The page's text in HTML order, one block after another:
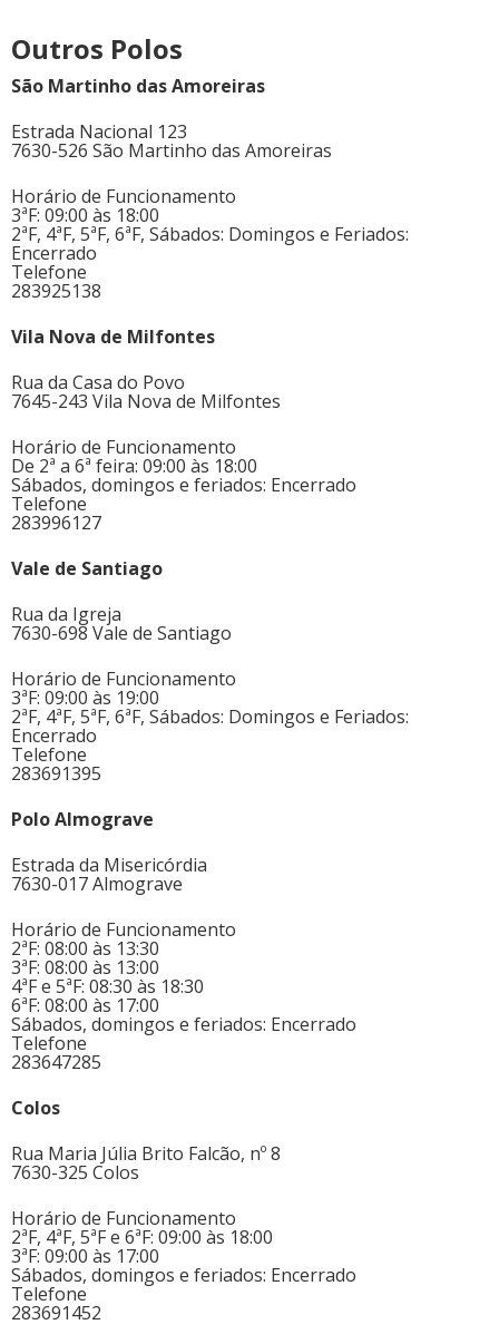
Outros Polos
São Martinho das Amoreiras
Estrada Nacional 123
7630-526 São Martinho das Amoreiras
Horário de Funcionamento
3ªF: 09:00 às 18:00
2ªF, 4ªF, 5ªF, 6ªF, Sábados: Domingos e Feriados:
Encerrado
Telefone
283925138
Vila Nova de Milfontes
Rua da Casa do Povo
7645-243 Vila Nova de Milfontes
Horário de Funcionamento
De 2ª a 6ª feira: 09:00 às 18:00
Sábados, domingos e feriados: Encerrado
Telefone
283996127
Vale de Santiago
Rua da Igreja
7630-698 Vale de Santiago
Horário de Funcionamento
3ªF: 09:00 às 19:00
2ªF, 4ªF, 5ªF, 6ªF, Sábados: Domingos e Feriados:
Encerrado
Telefone
283691395
Polo Almograve
Estrada da Misericórdia
7630-017 Almograve
Horário de Funcionamento
2ªF: 08:00 às 13:30
3ªF: 08:00 às 13:00
4ªF e 5ªF: 08:30 às 18:30
6ªF: 08:00 às 17:00
Sábados, domingos e feriados: Encerrado
Telefone
283647285
Colos
Rua Maria Júlia Brito Falcão, nº 8
7630-325 Colos
Horário de Funcionamento
2ªF, 4ªF, 5ªF e 6ªF: 09:00 às 18:00
3ªF: 09:00 às 17:00
Sábados, domingos e feriados: Encerrado
Telefone
283691452